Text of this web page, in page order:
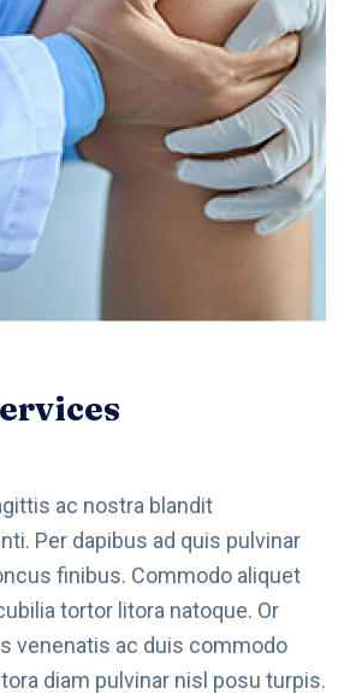
ac nostra blandit
Per dapibus ad quis pulvinar
finibus. Commodo aliquet
tortor litora natoque. Or
venenatis ac duis commodo
diam pulvinar nisl posu turpis.